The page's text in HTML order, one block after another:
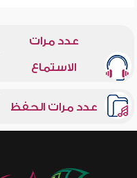
عدد مرات
الاستماع
عدد مرات الحفظ